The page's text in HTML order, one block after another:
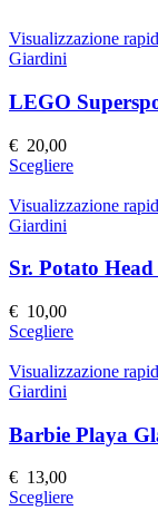
Visualizzazione
Giardini
LEGO
€ 20,00
ScegliereQuesto
ha
Le
scelte
nella
pagina
prodotto
Visualizzazione
Giardini
Sr. Potato
€ 10,00
ScegliereQuesto
ha
Le
opzioni
scelte
Visualizzazione
Giardini
Barbie Playa
€ 13,00
ScegliereQuesto